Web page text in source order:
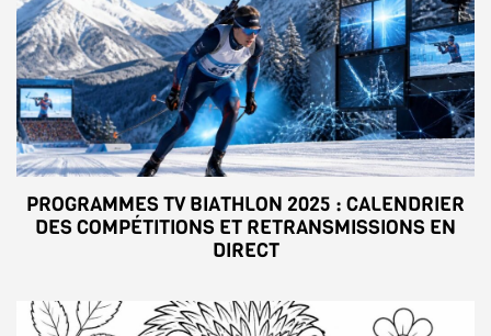
PROGRAMMES TV BIATHLON 2025 : CALENDRIER
DES COMPÉTITIONS ET RETRANSMISSIONS EN
DIRECT